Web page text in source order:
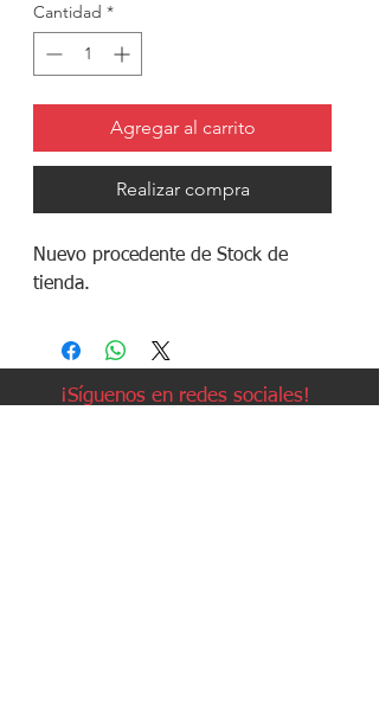
Cantidad *
Agregar al carrito
Realizar compra
Nuevo procedente de Stock de
tienda.
¡Síguenos en redes sociales!